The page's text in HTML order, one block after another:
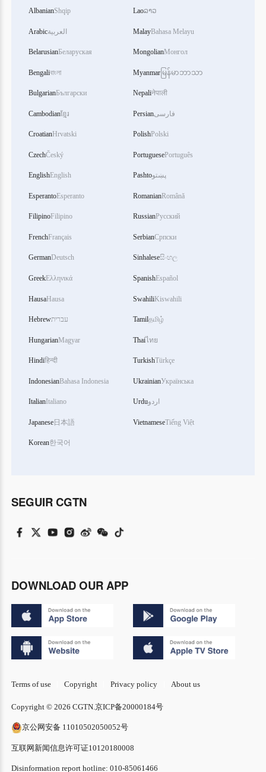
AlbanianShqip
Arabicالعربية
BelarusianБеларуская
Bengaliবাংলা
BulgarianБългарски
Cambodianខ្មែរ
CroatianHrvatski
CzechČeský
EnglishEnglish
EsperantoEsperanto
FilipinoFilipino
FrenchFrançais
GermanDeutsch
GreekΕλληνικά
HausaHausa
Hebrewעברית
HungarianMagyar
Hindiहिन्दी
IndonesianBahasa Indonesia
ItalianItaliano
Japanese日本語
Korean한국어
Laoລາວ
MalayBahasa Melayu
MongolianМонгол
Myanmar မြန်မာဘာသာ
Nepaliनेपाली
Persianفارسی
PolishPolski
PortuguesePortuguês
Pashtoپښتو
RomanianRomână
RussianРусский
SerbianСрпски
Sinhaleseසිංහල
SpanishEspañol
SwahiliKiswahili
Tamilதமிழ்
Thaiไทย
TurkishTürkçe
UkrainianУкраїнська
Urduاردو
VietnameseTiếng Việt
SEGUIR CGTN
DOWNLOAD OUR APP
Terms of use Copyright Privacy policy About us
Copyright © 2026 CGTN. 京ICP备20000184号
京公网安备 11010502050052号
互联网新闻信息许可证10120180008
Disinformation report hotline: 010-85061466